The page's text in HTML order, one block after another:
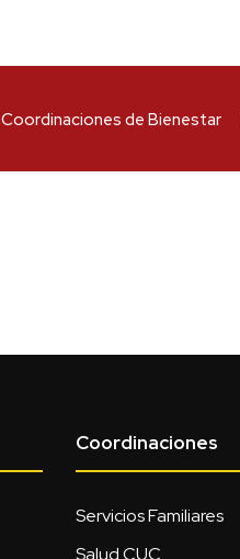
Coordinaciones de Bienestar
Coordinaciones
Servicios Familiares
Salud CUC